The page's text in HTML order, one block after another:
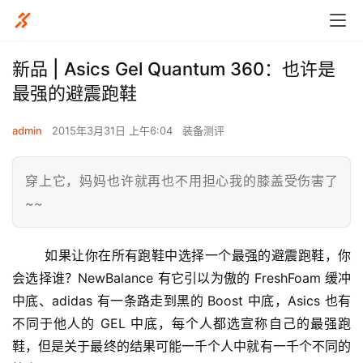
新品 | Asics Gel Quantum 360：也许是
最强的避震跑鞋
admin 2015年3月31日 上午6:04 装备测评
穿上它，妈妈也许就再也不用担心我的膝盖受伤害了
~~
	如果让你在所有跑鞋中选择一个最强的避震跑鞋，你
会选择谁？NewBalance 有它引以为傲的 FreshFoam 缓冲
中底、adidas 有一条路走到黑的 Boost 中底，Asics 也有
不同于他人的 GEL 中底，每个人都选宣称自己的最强跑
鞋，但是关于最终的结果可能一千个人中就有一千个不同的